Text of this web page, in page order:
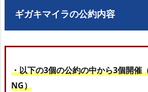
ギガキマイラの公約内容
・以下の3個の公約の中から3個開催
NG）